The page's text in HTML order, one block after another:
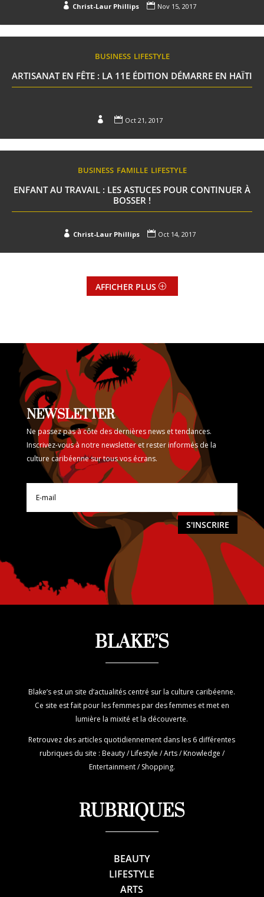
 Christ-Laur Phillips  Nov 15, 2017
BUSINESS LIFESTYLE
ARTISANAT EN FÊTE : LA 11E ÉDITION DÉMARRE EN HAÏTI
  Oct 21, 2017
BUSINESS FAMILLE LIFESTYLE
ENFANT AU TRAVAIL : LES ASTUCES POUR CONTINUER À
BOSSER !
 Christ-Laur Phillips  Oct 14, 2017
AFFICHER PLUS
NEWSLETTER
Ne passez pas à côte des dernières news et tendances.
Inscrivez-vous à notre newsletter et rester informés de la
culture caribéenne sur tous vos écrans.
S'INSCRIRE
BLAKE’S
Blake’s est un site d’actualités centré sur la culture caribéenne.
Ce site est fait pour les femmes par des femmes et met en
lumière la mixité et la découverte.
Retrouvez des articles quotidiennement dans les 6 différentes
rubriques du site : Beauty / Lifestyle / Arts / Knowledge /
Entertainment / Shopping.
RUBRIQUES
BEAUTY
LIFESTYLE
ARTS